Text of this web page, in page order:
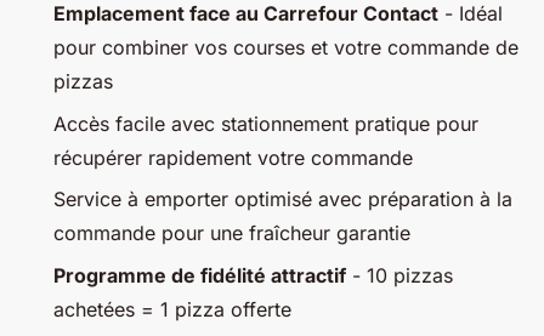
Emplacement face au Carrefour Contact - Idéal
pour combiner vos courses et votre commande de
pizzas
Accès facile avec stationnement pratique pour
récupérer rapidement votre commande
Service à emporter optimisé avec préparation à la
commande pour une fraîcheur garantie
Programme de fidélité attractif - 10 pizzas
achetées = 1 pizza offerte